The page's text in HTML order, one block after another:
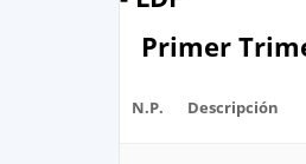
Primer
N.P. Descripción